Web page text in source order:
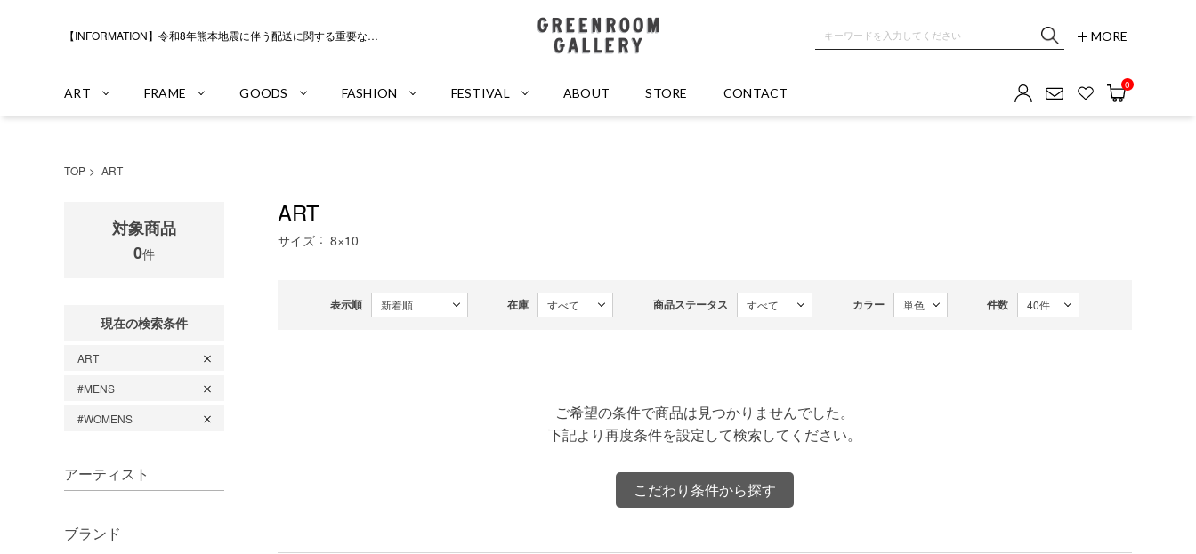
【INFORMATION】令和8年熊本地震に伴う配送に関する重要なお知らせ
MORE
ART FRAME GOODS FASHION FESTIVAL ABOUT STORE CONTACT
0
TOP ART
対象商品
0件
現在の検索条件
ART
#MENS
#WOMENS
アーティスト
ブランド
ART
サイズ 8×10
表示順 在庫 商品ステータス カラー 件数
ご希望の条件で商品は見つかりませんでした。
下記より再度条件を設定して検索してください。
こだわり条件から探す